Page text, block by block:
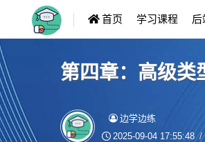
首页 学习课程
第四章：高级类
边学边练
2025-09-04 17:55:48